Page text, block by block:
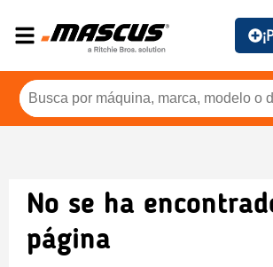
No se ha
página